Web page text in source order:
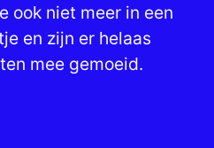
ook niet meer in een
en zijn er helaas
mee gemoeid.